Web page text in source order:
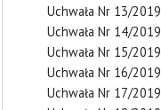
Uchwała Nr 13/2019
Uchwała Nr 14/2019
Uchwała Nr 15/2019
Uchwała Nr 16/2019
Uchwała Nr 17/2019